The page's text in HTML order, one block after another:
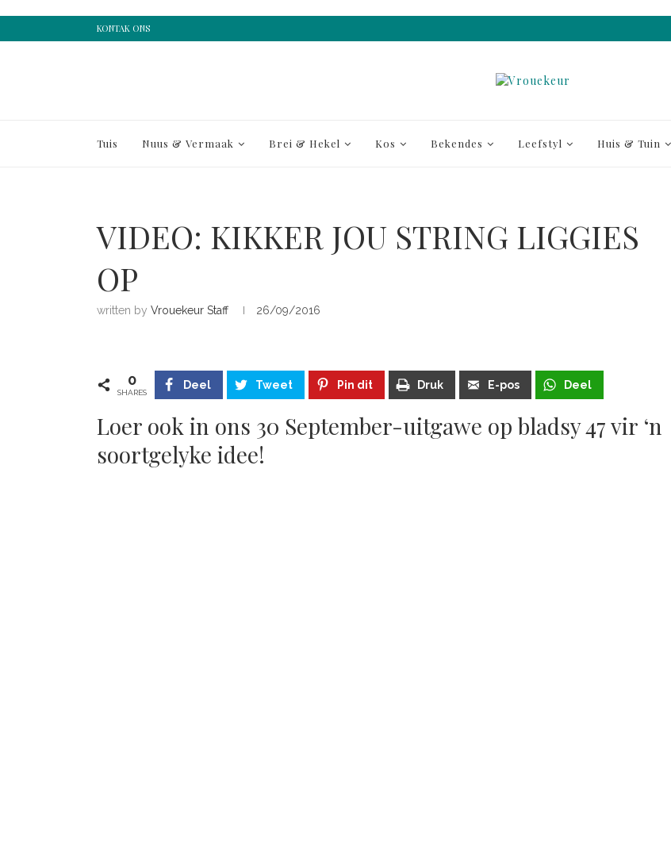
KONTAK ONS
Tuis Nuus & Vermaak Brei & Hekel Kos Bekendes Leefstyl Huis & Tuin
VIDEO: KIKKER JOU STRING LIGGIES
OP
written by Vrouekeur Staff 26/09/2016
0
SHARES
Deel Tweet Pin dit Druk E-pos Deel
Loer ook in ons 30 September-uitgawe op bladsy 47 vir ‘n
soortgelyke idee!